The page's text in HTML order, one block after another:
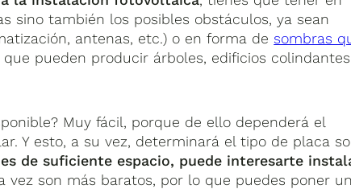
sino también los posibles obstáculos, ya sean
antenas, etc.) o en forma de sombras
que pueden producir árboles, edificios
Muy fácil, porque de ello dependerá el
Y esto, a su vez, determinará el tipo de placa
de suficiente espacio, puede interesarte
vez son más baratos, por lo que puedes poner